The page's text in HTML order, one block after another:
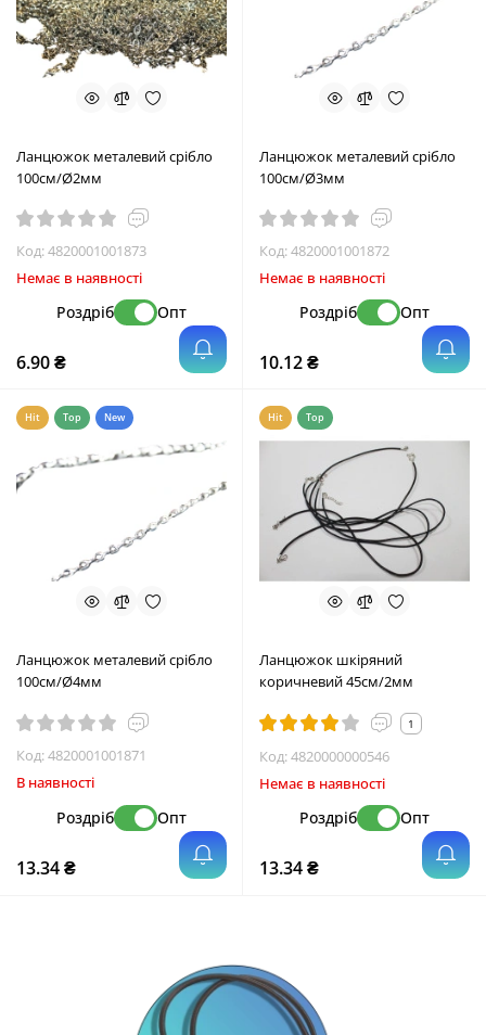
Ланцюжок металевий срібло
100см/Ø2мм
Код:4820001001873
Немає в наявності
Роздріб Опт
6.90 ₴
Ланцюжок металевий срібло
100см/Ø3мм
Код:4820001001872
Немає в наявності
Роздріб Опт
10.12 ₴
Hit Top New
Ланцюжок металевий срібло
100см/Ø4мм
Код:4820001001871
В наявності
Роздріб Опт
13.34 ₴
Hit Top
Ланцюжок шкіряний
коричневий 45см/2мм
1
Код:4820000000546
Немає в наявності
Роздріб Опт
13.34 ₴